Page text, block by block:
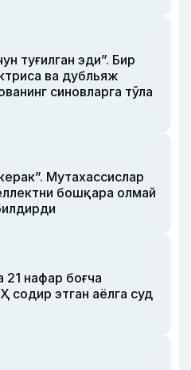
туғилган эди”. Бир
ва дубльяж
синовларга тўла
Мутахассислар
бошқара олмай
21 нафар боғча
содир этган аёлга суд